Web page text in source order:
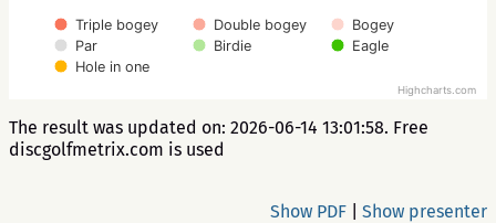
Triple bogey Double bogey
Bogey
Par
Birdie
Eagle
Hole in one
Highcharts.com
The result was updated on: 2026-06-14 13:01:58. Free
discgolfmetrix.com is used
Show presenter
Show PDF